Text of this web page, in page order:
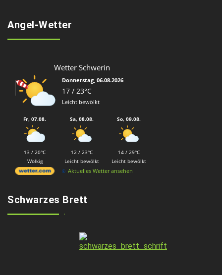
Angel-Wetter
Wetter Schwerin
Donnerstag, 06.08.2026
17 / 23°C
Leicht bewölkt
Fr, 07.08.
13 / 20°C
Wolkig
Sa, 08.08.
12 / 23°C
Leicht bewölkt
So, 09.08.
14 / 29°C
Leicht bewölkt
Aktuelles Wetter ansehen
Schwarzes Brett